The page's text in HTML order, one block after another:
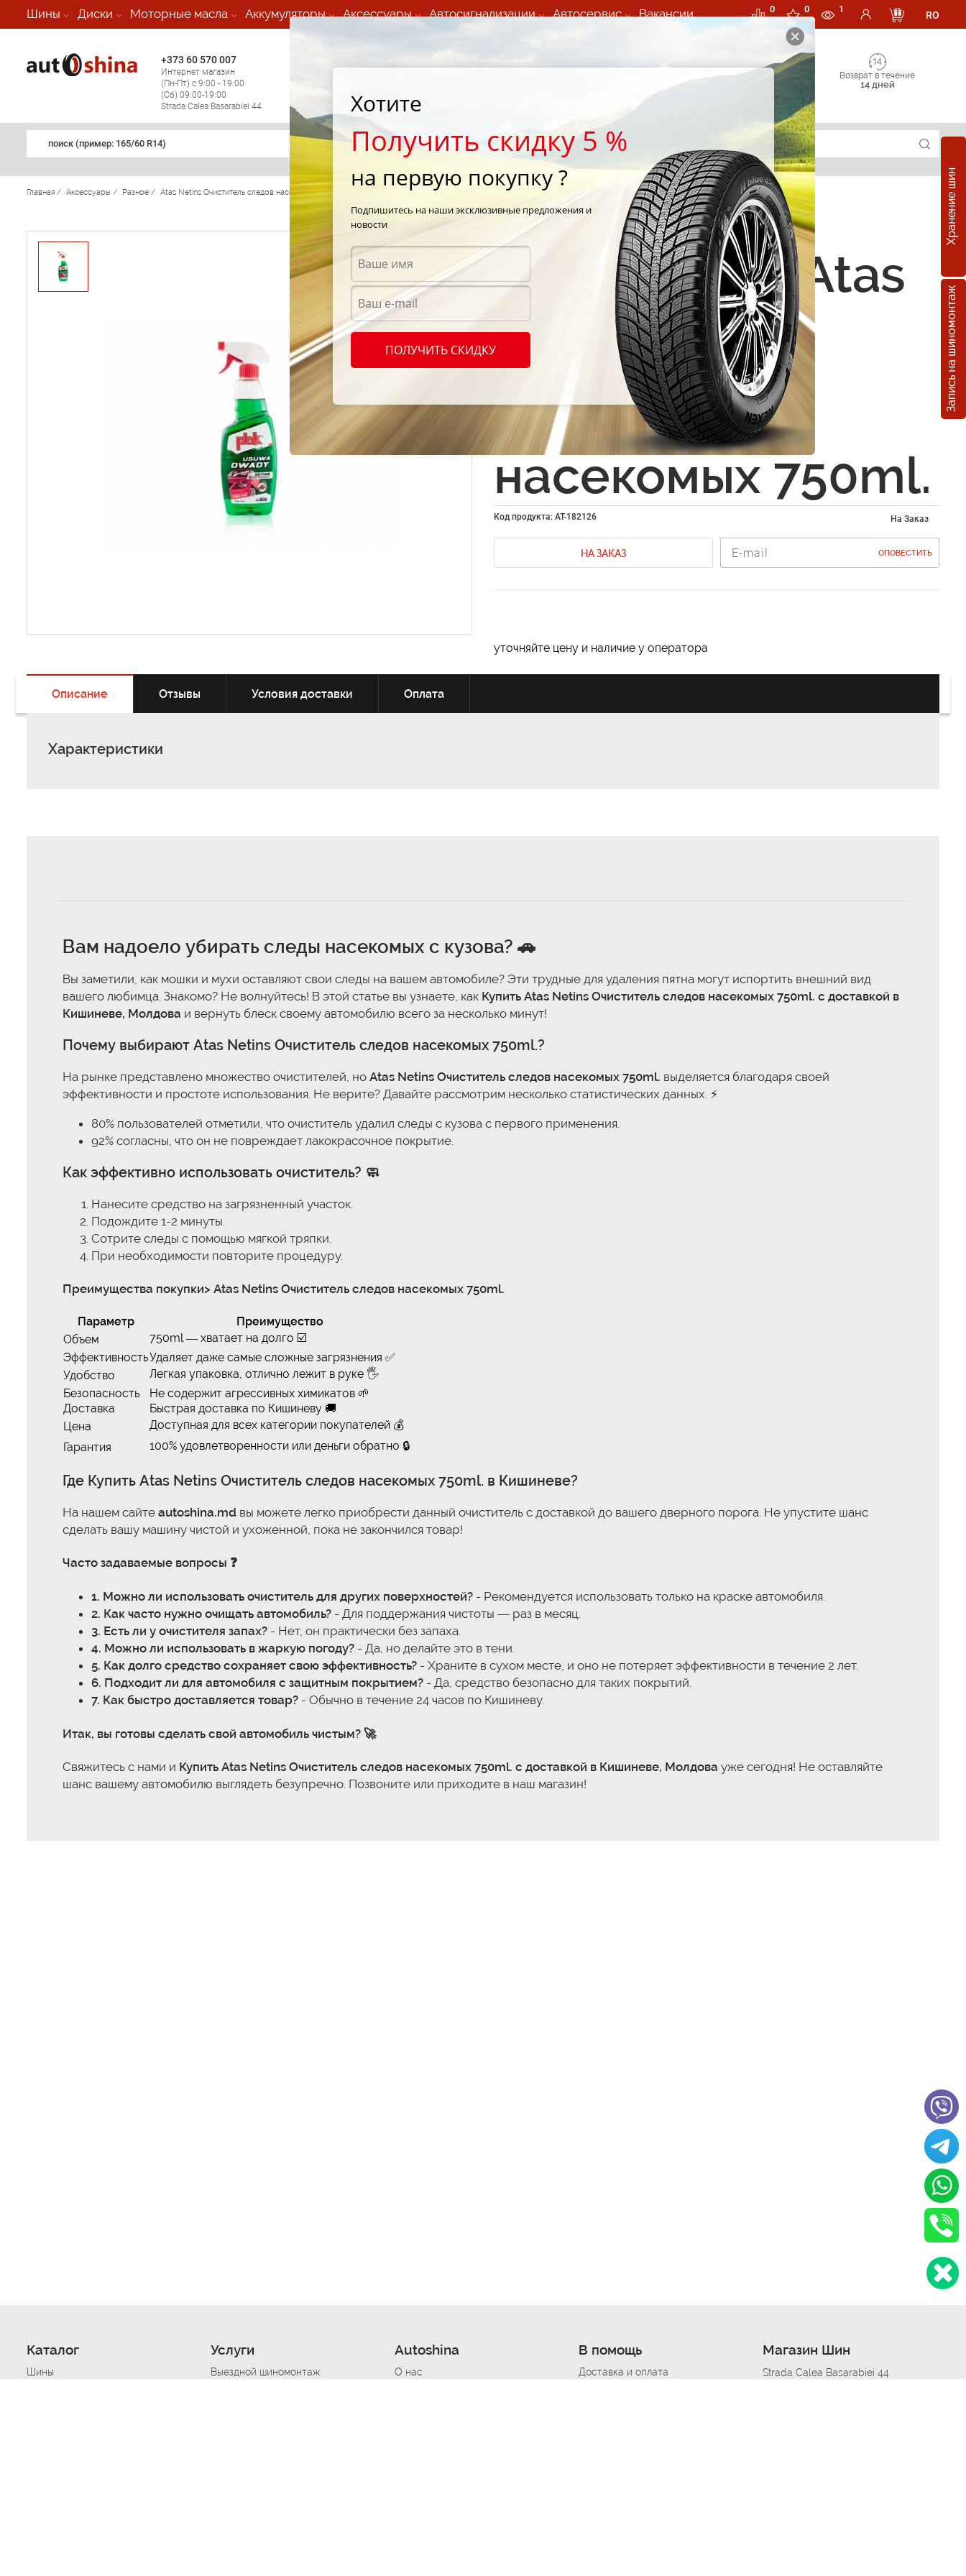
Шины Диски Моторные масла Аккумуляторы Аксессуары Автосигнализации Автосервис Вакансии 0 0 1
RO
+373 60 570 007
Интернет магазин
(Пн-Пт) с 9:00 - 19:00
(Сб) 09:00-19:00
Strada Calea Basarabiei 44
Мобильный шиномонтаж 24/7
Возврат в течение
14 дней
поиск (примеp: 165/60 R14)
Хранение шин
Запись на шиномонтаж
Главная / Аксессуары / Разное / Atas Netins Очиститель следов насекомых 750ml.
Аксессуары Atas
Netins
Очиститель
следов
насекомых 750ml.
Код продукта: AT-182126 На Заказ
НА ЗАКАЗ ОПОВЕСТИТЬ
уточняйте цену и наличие у оператора
Описание Отзывы Условия доставки Оплата
Характеристики
Вам надоело убирать следы насекомых с кузова? 🚗
Вы заметили, как мошки и мухи оставляют свои следы на вашем автомобиле? Эти трудные для удаления пятна могут испортить внешний вид
вашего любимца. Знакомо? Не волнуйтесь! В этой статье вы узнаете, как Купить Atas Netins Очиститель следов насекомых 750ml. с доставкой в
Кишиневе, Молдова и вернуть блеск своему автомобилю всего за несколько минут!
Почему выбирают Atas Netins Очиститель следов насекомых 750ml.?
На рынке представлено множество очистителей, но Atas Netins Очиститель следов насекомых 750ml. выделяется благодаря своей
эффективности и простоте использования. Не верите? Давайте рассмотрим несколько статистических данных. ⚡
80% пользователей отметили, что очиститель удалил следы с кузова с первого применения.
92% согласны, что он не повреждает лакокрасочное покрытие.
Как эффективно использовать очиститель? 🧼
Нанесите средство на загрязненный участок.
Подождите 1-2 минуты.
Сотрите следы с помощью мягкой тряпки.
При необходимости повторите процедуру.
Преимущества покупки> Atas Netins Очиститель следов насекомых 750ml.
Параметр
Преимущество
Объем
750ml — хватает на долго ☑️
ЭффективностьУдаляет даже самые сложные загрязнения ✅
Удобство
Легкая упаковка, отлично лежит в руке 🖐️
Безопасность
Не содержит агрессивных химикатов 🌱
Доставка
Быстрая доставка по Кишиневу 🚚
Цена
Доступная для всех категории покупателей 💰
Гарантия
100% удовлетворенности или деньги обратно 🔒
Где Купить Atas Netins Очиститель следов насекомых 750ml. в Кишиневе?
На нашем сайте autoshina.md вы можете легко приобрести данный очиститель с доставкой до вашего дверного порога. Не упустите шанс
сделать вашу машину чистой и ухоженной, пока не закончился товар!
Часто задаваемые вопросы ❓
1. Можно ли использовать очиститель для других поверхностей? - Рекомендуется использовать только на краске автомобиля.
2. Как часто нужно очищать автомобиль? - Для поддержания чистоты — раз в месяц.
3. Есть ли у очистителя запах? - Нет, он практически без запаха.
4. Можно ли использовать в жаркую погоду? - Да, но делайте это в тени.
5. Как долго средство сохраняет свою эффективность? - Храните в сухом месте, и оно не потеряет эффективности в течение 2 лет.
6. Подходит ли для автомобиля с защитным покрытием? - Да, средство безопасно для таких покрытий.
7. Как быстро доставляется товар? - Обычно в течение 24 часов по Кишиневу.
Итак, вы готовы сделать свой автомобиль чистым? 🚀
Свяжитесь с нами и Купить Atas Netins Очиститель следов насекомых 750ml. с доставкой в Кишиневе, Молдова уже сегодня! Не оставляйте
шанс вашему автомобилю выглядеть безупречно. Позвоните или приходите в наш магазин!
Каталог
Шины
Услуги
Выездной шиномонтаж
Autoshina
О нас
В помощь
Доставка и оплата
Магазин Шин
Strada Calea Basarabiei 44
Хотите
Получить скидку 5 %
на первую покупку ?
Подпишитесь на наши эксклюзивные предложения и
новости
ПОЛУЧИТЬ СКИДКУ